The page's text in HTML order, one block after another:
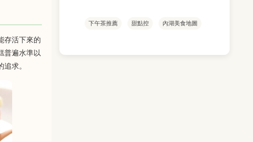
存活下來的
普遍水準以
求。
下午茶推薦 甜點控 內湖美食地圖